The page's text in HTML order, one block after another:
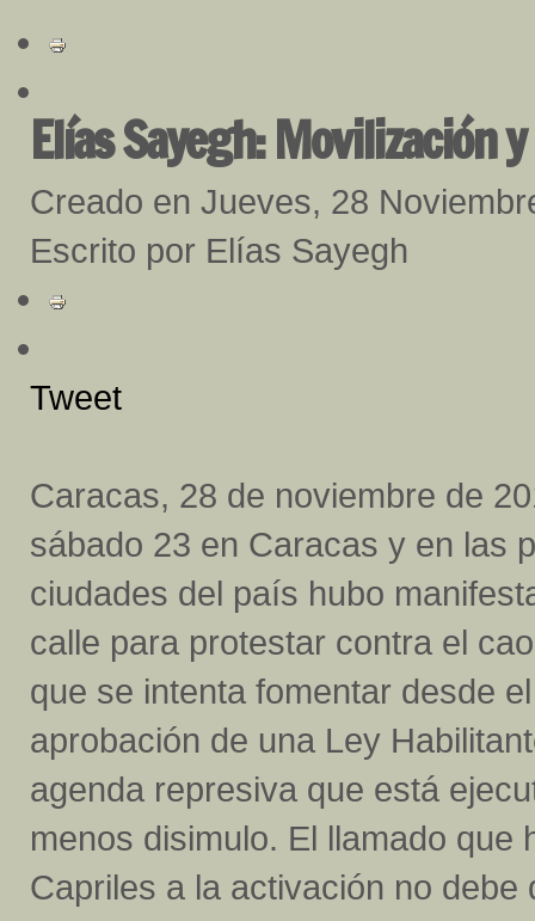
Elías Sayegh: Movilización
Creado en Jueves, 28
Escrito por Elías Sayegh
Tweet
Caracas, 28 de noviembre de
sábado 23 en Caracas y en las
ciudades del país hubo
calle para protestar contra el
que se intenta fomentar desde
aprobación de una Ley
agenda represiva que está
menos disimulo. El llamado
Capriles a la activación no